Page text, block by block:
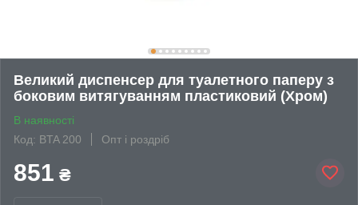
Великий диспенсер для туалетного паперу з
боковим витягуванням пластиковий (Хром)
В наявності
Код: ВTA 200
Опт і роздріб
851 ₴